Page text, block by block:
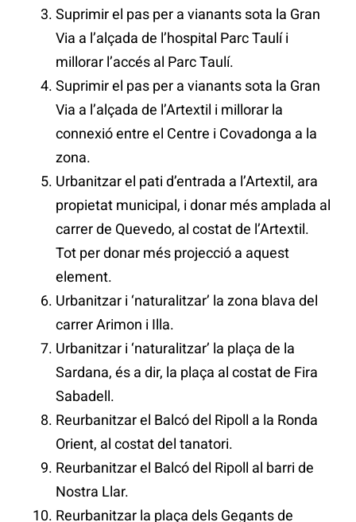
Suprimir el pas per a vianants sota la Gran
Via a l’alçada de l’hospital Parc Taulí i
millorar l’accés al Parc Taulí.
Suprimir el pas per a vianants sota la Gran
Via a l’alçada de l’Artextil i millorar la
connexió entre el Centre i Covadonga a la
zona.
Urbanitzar el pati d’entrada a l’Artextil, ara
propietat municipal, i donar més amplada al
carrer de Quevedo, al costat de l’Artextil.
Tot per donar més projecció a aquest
element.
Urbanitzar i ‘naturalitzar’ la zona blava del
carrer Arimon i Illa.
Urbanitzar i ‘naturalitzar’ la plaça de la
Sardana, és a dir, la plaça al costat de Fira
Sabadell.
Reurbanitzar el Balcó del Ripoll a la Ronda
Orient, al costat del tanatori.
Reurbanitzar el Balcó del Ripoll al barri de
Nostra Llar.
Reurbanitzar la plaça dels Gegants de